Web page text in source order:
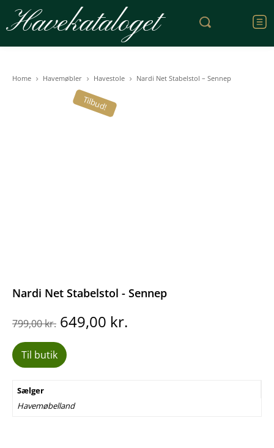
Havekataloget
Home Havemøbler Havestole Nardi Net Stabelstol – Sennep
Tilbud!
Nardi Net Stabelstol - Sennep
799,00kr. Den
oprindelige
pris
var:
799,00 kr..
649,00 kr.
Til butik
Sælger
Havemøbelland